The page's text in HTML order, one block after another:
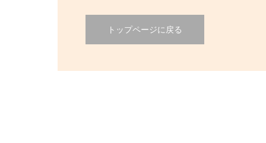
トップページに戻る